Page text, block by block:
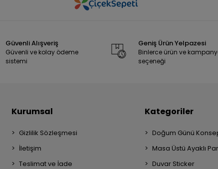
Güvenli Alışveriş
Güvenli ve kolay ödeme
sistemi
Geniş Ürün Yelpazesi
Binlerce ürün ve
seçeneği
Kurumsal
Gizlilik Sözleşmesi
İletişim
Teslimat ve İade
Kategoriler
Doğum Günü
Masa Üstü Ayaklı
Duvar Sticker